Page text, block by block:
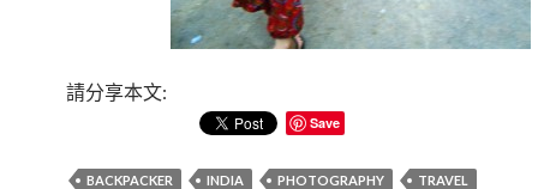
請分享本文:
Save
BACKPACKER INDIA PHOTOGRAPHY
TRAVEL